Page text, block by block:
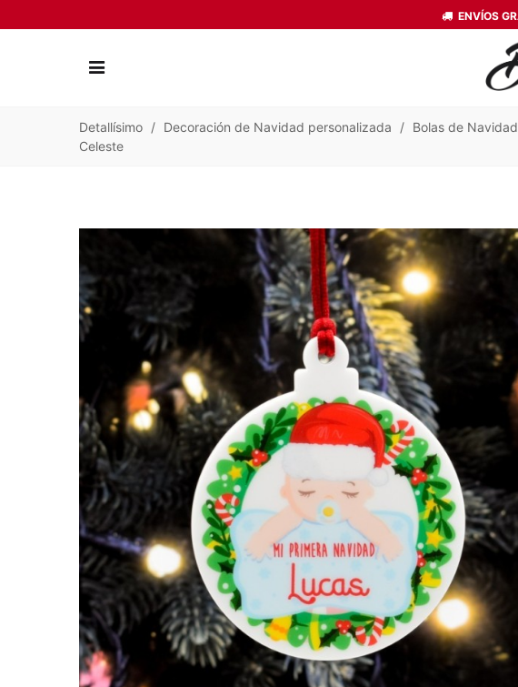
ENVÍOS
Detallísimo / Decoración de Navidad personalizada / Bolas de
Celeste